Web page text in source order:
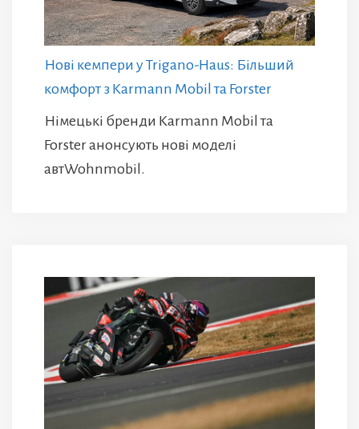
Нові кемпери у Trigano-Haus: Більший
комфорт з Karmann Mobil та Forster
Німецькі бренди Karmann Mobil та
Forster анонсують нові моделі
автWohnmobil.